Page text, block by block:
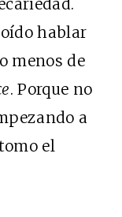
hablar
menos de
. Porque no
a
el